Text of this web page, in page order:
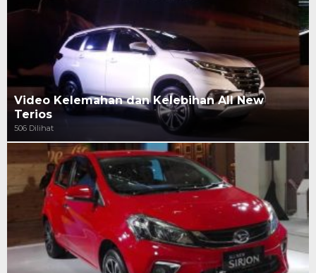
Video Kelemahan dan Kelebihan All New
Terios
506 Dilihat